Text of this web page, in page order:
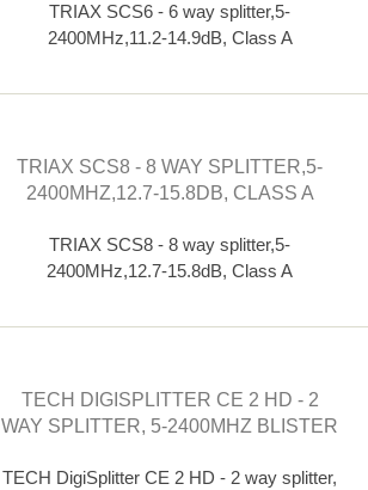
TRIAX SCS6 - 6 way splitter,5-
2400MHz,11.2-14.9dB, Class A
TRIAX SCS8 - 8 WAY SPLITTER,5-
2400MHZ,12.7-15.8DB, CLASS A
TRIAX SCS8 - 8 way splitter,5-
2400MHz,12.7-15.8dB, Class A
TECH DIGISPLITTER CE 2 HD - 2
WAY SPLITTER, 5-2400MHZ BLISTER
TECH DigiSplitter CE 2 HD - 2 way splitter,